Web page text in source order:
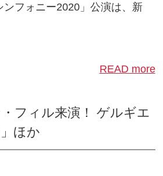
ンフォニー2020」公演は、新
READ more
フィル来演！ ゲルギエ
ほか